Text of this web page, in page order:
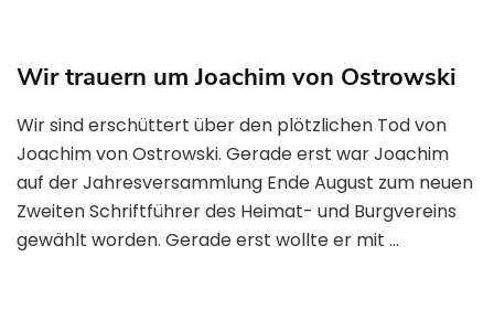
Wir trauern um Joachim von Ostrowski
Wir sind erschüttert über den plötzlichen Tod von
Joachim von Ostrowski. Gerade erst war Joachim
auf der Jahresversammlung Ende August zum neuen
Zweiten Schriftführer des Heimat- und Burgvereins
gewählt worden. Gerade erst wollte er mit …